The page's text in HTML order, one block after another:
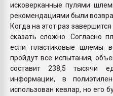
исковерканные пулями
рекомендациями были
Когда на этот раз
сказать сложно. Согласно
если пластиковые шлемы
пройдут все испытания,
составит 238,5 тысячи
информации, в
использован кевлар, но его